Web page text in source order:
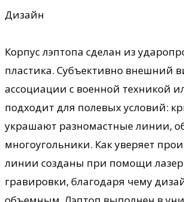
Дизайн
Корпус лэптопа сделан из
пластика. Субъективно внешний
ассоциации с военной техникой
подходит для полевых условий:
украшают разномастные линии,
многоугольники. Как уверяет
линии созданы при помощи
гравировки, благодаря чему